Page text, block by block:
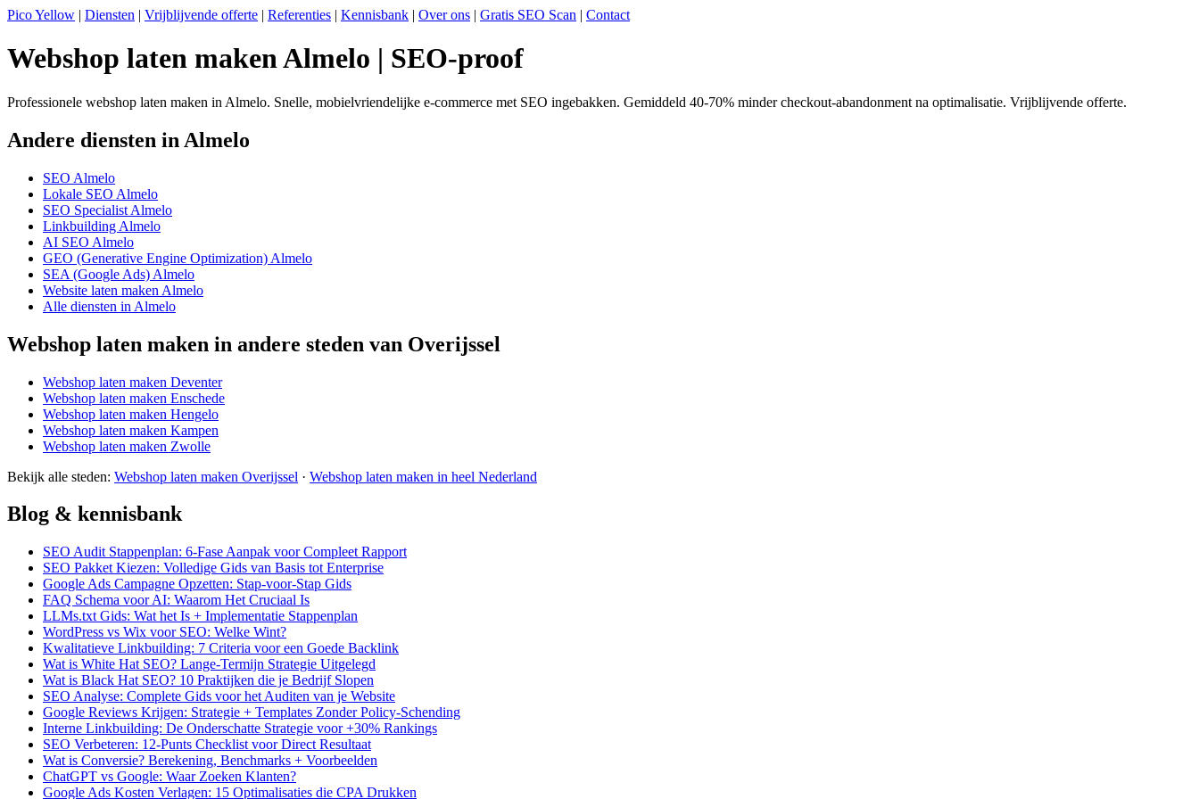
Pico Yellow | Diensten | Vrijblijvende offerte | Referenties | Kennisbank | Over ons | Gratis SEO Scan | Contact
Webshop laten maken Almelo | SEO-proof
Professionele webshop laten maken in Almelo. Snelle, mobielvriendelijke e-commerce met SEO ingebakken. Gemiddeld 40-70% minder checkout-abandonment na optimalisatie. Vrijblijvende offerte.
Andere diensten in Almelo
SEO Almelo
Lokale SEO Almelo
SEO Specialist Almelo
Linkbuilding Almelo
AI SEO Almelo
GEO (Generative Engine Optimization) Almelo
SEA (Google Ads) Almelo
Website laten maken Almelo
Alle diensten in Almelo
Webshop laten maken in andere steden van Overijssel
Webshop laten maken Deventer
Webshop laten maken Enschede
Webshop laten maken Hengelo
Webshop laten maken Kampen
Webshop laten maken Zwolle
Bekijk alle steden: Webshop laten maken Overijssel · Webshop laten maken in heel Nederland
Blog & kennisbank
SEO Audit Stappenplan: 6-Fase Aanpak voor Compleet Rapport
SEO Pakket Kiezen: Volledige Gids van Basis tot Enterprise
Google Ads Campagne Opzetten: Stap-voor-Stap Gids
FAQ Schema voor AI: Waarom Het Cruciaal Is
LLMs.txt Gids: Wat het Is + Implementatie Stappenplan
WordPress vs Wix voor SEO: Welke Wint?
Kwalitatieve Linkbuilding: 7 Criteria voor een Goede Backlink
Wat is White Hat SEO? Lange-Termijn Strategie Uitgelegd
Wat is Black Hat SEO? 10 Praktijken die je Bedrijf Slopen
SEO Analyse: Complete Gids voor het Auditen van je Website
Google Reviews Krijgen: Strategie + Templates Zonder Policy-Schending
Interne Linkbuilding: De Onderschatte Strategie voor +30% Rankings
SEO Verbeteren: 12-Punts Checklist voor Direct Resultaat
Wat is Conversie? Berekening, Benchmarks + Voorbeelden
ChatGPT vs Google: Waar Zoeken Klanten?
Google Ads Kosten Verlagen: 15 Optimalisaties die CPA Drukken